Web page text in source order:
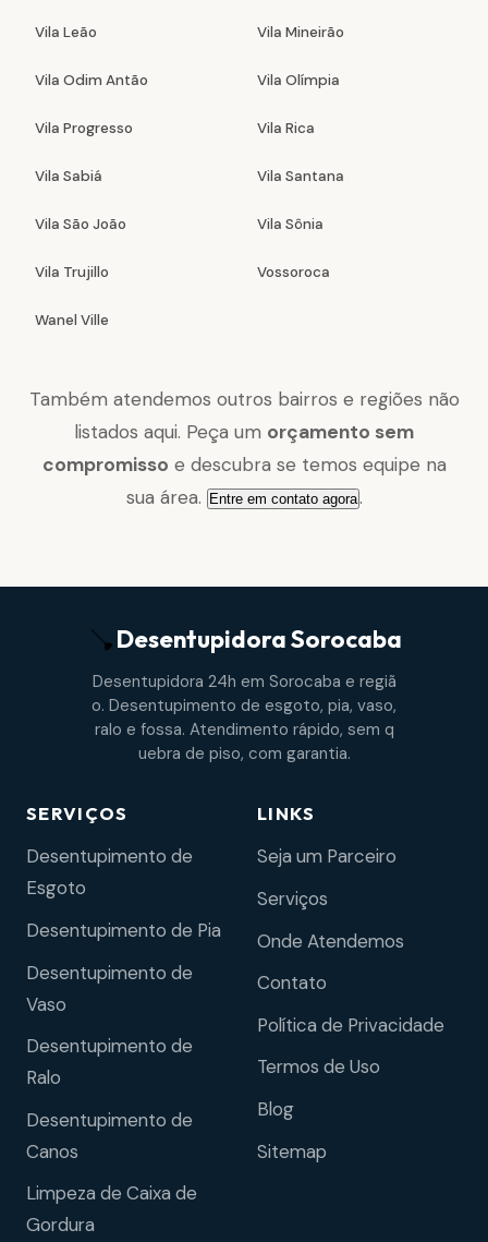
Vila Leão Vila Mineirão
Vila Odim Antão Vila Olímpia
Vila Progresso Vila Rica
Vila Sabiá Vila Santana
Vila São João Vila Sônia
Vila Trujillo Vossoroca
Wanel Ville
Também atendemos outros bairros e regiões não
listados aqui. Peça um orçamento sem
compromisso e descubra se temos equipe na
sua área. Entre em contato agora.
DesentupidoraSorocaba
Desentupidora 24h em Sorocaba e regiã
o. Desentupimento de esgoto, pia, vaso,
ralo e fossa. Atendimento rápido, sem q
uebra de piso, com garantia.
SERVIÇOS
Desentupimento de
Esgoto
Desentupimento de Pia
Desentupimento de
Vaso
Desentupimento de
Ralo
Desentupimento de
Canos
Limpeza de Caixa de
Gordura
LINKS
Seja um Parceiro
Serviços
Onde Atendemos
Contato
Política de Privacidade
Termos de Uso
Blog
Sitemap